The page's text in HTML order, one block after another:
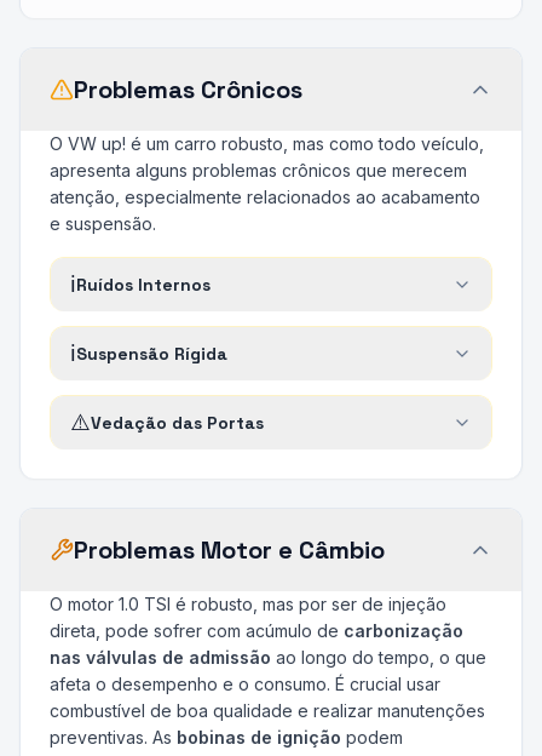
Problemas Crônicos
O VW up! é um carro robusto, mas como todo veículo,
apresenta alguns problemas crônicos que merecem
atenção, especialmente relacionados ao acabamento
e suspensão.
ℹ️Ruídos Internos
ℹ️Suspensão Rígida
⚠️Vedação das Portas
Problemas Motor e Câmbio
O motor 1.0 TSI é robusto, mas por ser de injeção
direta, pode sofrer com acúmulo de carbonização
nas válvulas de admissão ao longo do tempo, o que
afeta o desempenho e o consumo. É crucial usar
combustível de boa qualidade e realizar manutenções
preventivas. As bobinas de ignição podem